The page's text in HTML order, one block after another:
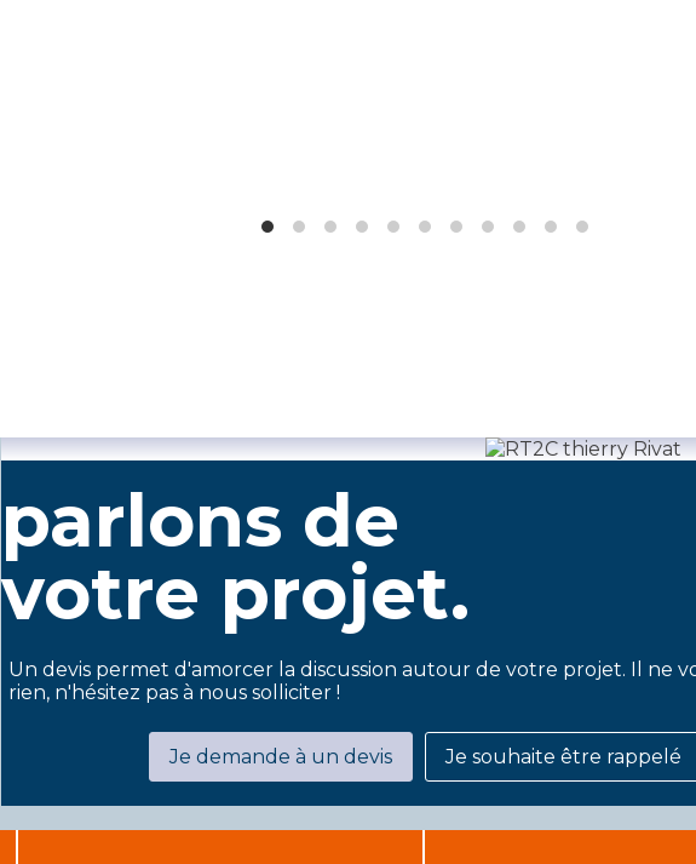
parlons de
votre projet.
Un devis permet d'amorcer la discussion autour de votre projet. Il ne
rien, n'hésitez pas à nous solliciter !
Je demande à un devis Je souhaite être rappelé